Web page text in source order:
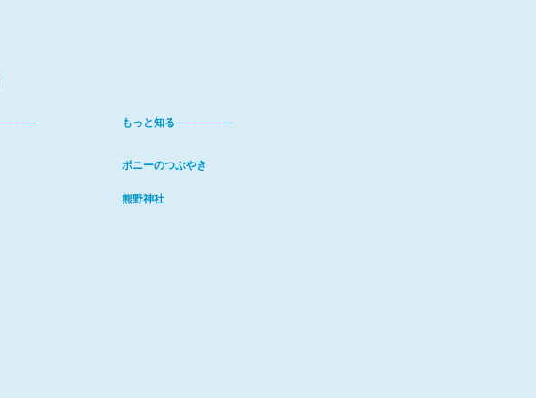
もっと知る───────
ポニーのつぶやき
熊野神社